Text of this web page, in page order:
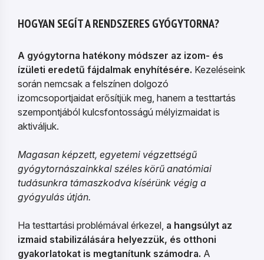
HOGYAN SEGÍT A RENDSZERES GYÓGYTORNA?
A gyógytorna hatékony módszer az izom- és
ízületi eredetű fájdalmak enyhítésére. Kezeléseink
során nemcsak a felszínen dolgozó
izomcsoportjaidat erősítjük meg, hanem a testtartás
szempontjából kulcsfontosságú mélyizmaidat is
aktiváljuk.
Magasan képzett, egyetemi végzettségű
gyógytornászainkkal széles körű anatómiai
tudásunkra támaszkodva kísérünk végig a
gyógyulás útján.
Ha testtartási problémával érkezel, a hangsúlyt az
izmaid stabilizálására helyezzük, és otthoni
gyakorlatokat is megtanítunk számodra. A